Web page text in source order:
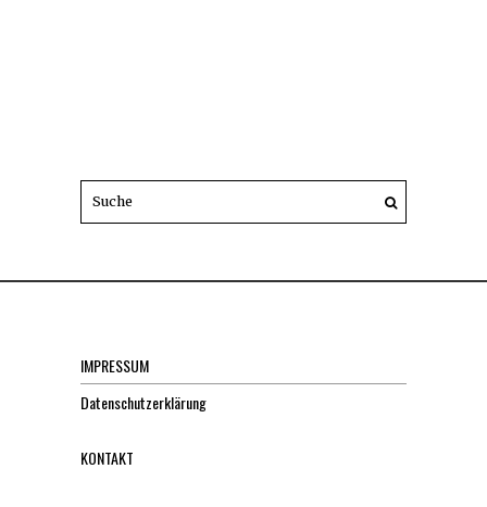
IMPRESSUM
Datenschutzerklärung
KONTAKT